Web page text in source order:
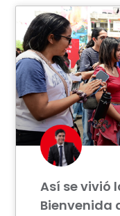
Así se vivió
Bienvenida